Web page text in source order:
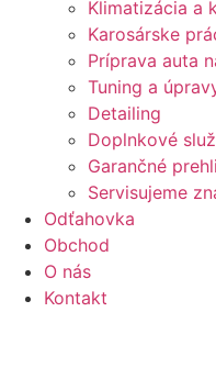
Klimatizácia a
Karosárske
Príprava auta
Tuning a
Detailing
Doplnkové
Garančné
Servisujeme
Odťahovka
Obchod
O nás
Kontakt